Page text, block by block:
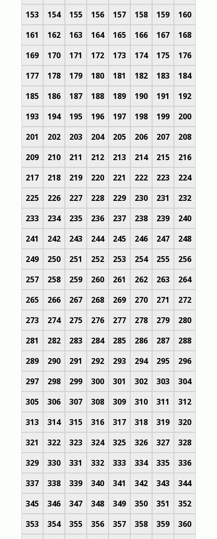
153
154 155 156 157 158 159
160
161
162 163 164 165 166 167
168
169
170 171 172 173 174 175
176
177
178 179 180 181 182 183
184
185
186 187 188 189 190 191
192
193
194 195 196 197 198 199
200
201
202 203 204 205 206 207
208
209
210 211 212 213 214 215
216
217
218 219 220 221 222 223
224
225
226 227 228 229 230 231
232
233
234 235 236 237 238 239
240
241
242 243 244 245 246 247
248
249
250 251 252 253 254 255
256
257
258 259 260 261 262 263
264
265
266 267 268 269 270 271
272
273
274 275 276 277 278 279
280
281
282 283 284 285 286 287
288
289
290 291 292 293 294 295
296
297
298 299 300 301 302 303
304
305
306 307 308 309 310 311
312
313
314 315 316 317 318 319
320
321
322 323 324 325 326 327
328
329
330 331 332 333 334 335
336
337
338 339 340 341 342 343
344
345
346 347 348 349 350 351
352
353
354 355 356 357 358 359 360